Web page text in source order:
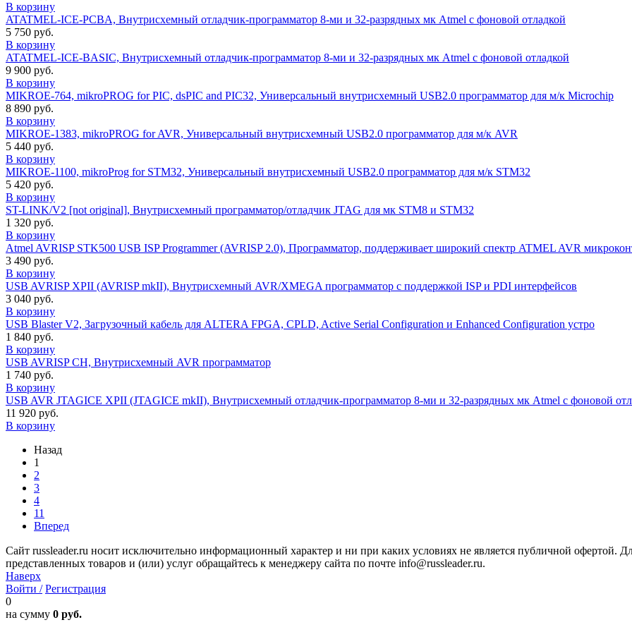
В корзину
ATATMEL-ICE-PCBA, Внутрисхемный отладчик-программатор 8-ми и 32-разрядных мк Atmel с фоновой отладкой
5 750 руб.
В корзину
ATATMEL-ICE-BASIC, Внутрисхемный отладчик-программатор 8-ми и 32-разрядных мк Atmel с фоновой отладкой
9 900 руб.
В корзину
MIKROE-764, mikroPROG for PIC, dsPIC and PIC32, Универсальный внутрисхемный USB2.0 программатор для м/к Microchip
8 890 руб.
В корзину
MIKROE-1383, mikroPROG for AVR, Универсальный внутрисхемный USB2.0 программатор для м/к AVR
5 440 руб.
В корзину
MIKROE-1100, mikroProg for STM32, Универсальный внутрисхемный USB2.0 программатор для м/к STM32
5 420 руб.
В корзину
ST-LINK/V2 [not original], Внутрисхемный программатор/отладчик JTAG для мк STM8 и STM32
1 320 руб.
В корзину
Atmel AVRISP STK500 USB ISP Programmer (AVRISP 2.0), Программатор, поддерживает широкий спектр ATMEL AVR
3 490 руб.
В корзину
USB AVRISP XPII (AVRISP mkII), Внутрисхемный AVR/XMEGA программатор с поддержкой ISP и PDI интерфейсов
3 040 руб.
В корзину
USB Blaster V2, Загрузочный кабель для ALTERA FPGA, CPLD, Active Serial Configuration и Enhanced Configuration устро
1 840 руб.
В корзину
USB AVRISP CH, Внутрисхемный AVR программатор
1 740 руб.
В корзину
USB AVR JTAGICE XPII (JTAGICE mkII), Внутрисхемный отладчик-программатор 8-ми и 32-разрядных мк Atmel с фоновой
11 920 руб.
В корзину
Назад
1
2
3
4
11
Вперед
Сайт russleader.ru носит исключительно информационный характер и ни при каких условиях не является публичной офертой.
представленных товаров и (или) услуг обращайтесь к менеджеру сайта по почте info@russleader.ru.
Наверх
Войти / Регистрация
0
на сумму 0 руб.